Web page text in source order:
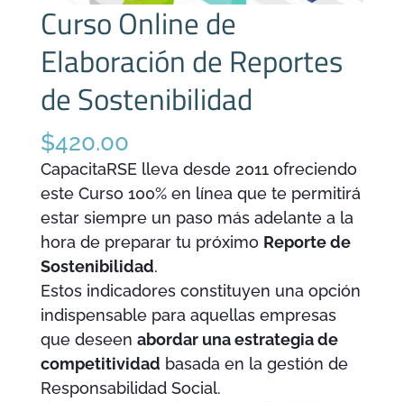
Curso Online de
Elaboración de Reportes
de Sostenibilidad
$420.00
CapacitaRSE lleva desde 2011 ofreciendo
este Curso 100% en línea que te permitirá
estar siempre un paso más adelante a la
hora de preparar tu próximo Reporte de
Sostenibilidad.
Estos indicadores constituyen una opción
indispensable para aquellas empresas
que deseen abordar una estrategia de
competitividad basada en la gestión de
Responsabilidad Social.